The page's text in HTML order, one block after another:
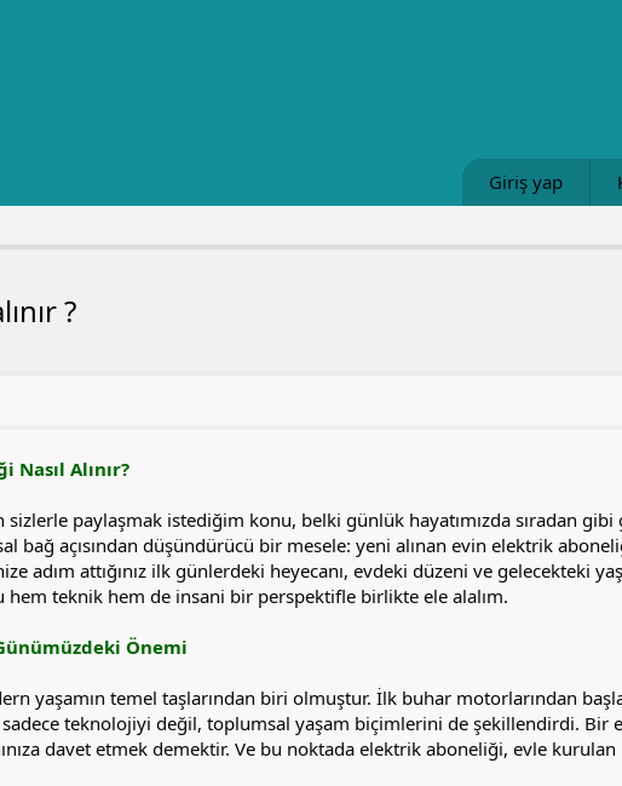
Giriş yap
?
Nasıl Alınır?
paylaşmak istediğim konu, belki günlük hayatımızda sıradan
bağ açısından düşündürücü bir mesele: yeni alınan evin elektrik
adım attığınız ilk günlerdeki heyecanı, evdeki düzeni ve gelecekteki
teknik hem de insani bir perspektifle birlikte ele alalım.
Önemi
yaşamın temel taşlarından biri olmuştur. İlk buhar motorlarından
teknolojiyi değil, toplumsal yaşam biçimlerini de şekillendirdi. Bir
davet etmek demektir. Ve bu noktada elektrik aboneliği, evle kurulan